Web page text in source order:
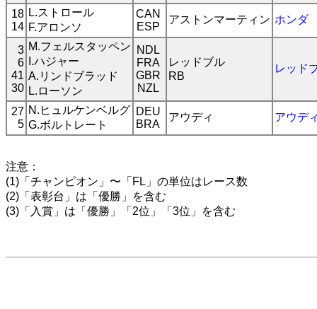
18
14
L.ストロール
F.アロンソ
CAN
ESP
アストンマーティン ホンダ
3
6
41
30
M.フェルスタッペン
I.ハジャー
A.リンドブラッド
L.ローソン
NDL
FRA
GBR
NZL
レッドブル
RB
レッド
27
5
N.ヒュルケンベルグ
G.ボルトレート
DEU
BRA
アウディ アウデ
注意：
(1)「チャンピオン」〜「FL」の単位はレース数
(2)「表彰台」は「優勝」を含む
(3)「入賞」は「優勝」「2位」「3位」を含む